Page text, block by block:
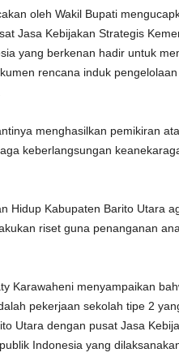
oleh Wakil Bupati
Jasa Kebijakan Strategis
yang berkenan hadir untuk
rencana induk pengelolaan
menghasilkan pemikiran
keberlangsungan
Hidup Kabupaten Barito Utara
riset guna penanganan
Karawaheni menyampaikan
pekerjaan sekolah tipe 2
Utara dengan pusat Jasa
Indonesia yang